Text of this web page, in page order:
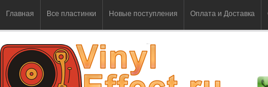
Главная Все пластинки Новые поступления Оплата и Доставка